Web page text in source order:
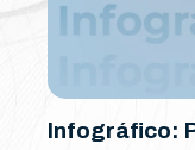
Infográfico: